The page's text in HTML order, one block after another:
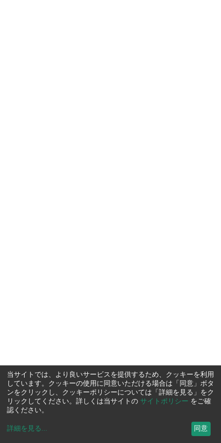
当サイトでは、より良いサービスを提供するため、クッキーを利用
しています。クッキーの使用に同意いただける場合は「同意」ボタ
ンをクリックし、クッキーポリシーについては「詳細を見る」をク
リックしてください。詳しくは当サイトの サイトポリシー をご確
認ください。
詳細を見る ... 同意